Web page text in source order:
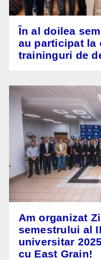
În al doilea
au participat la
traininguri de
Am organizat
semestrului al
universitar
cu East Grain!